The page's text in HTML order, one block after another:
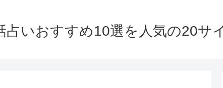
占いおすすめ10選を人気の20サ